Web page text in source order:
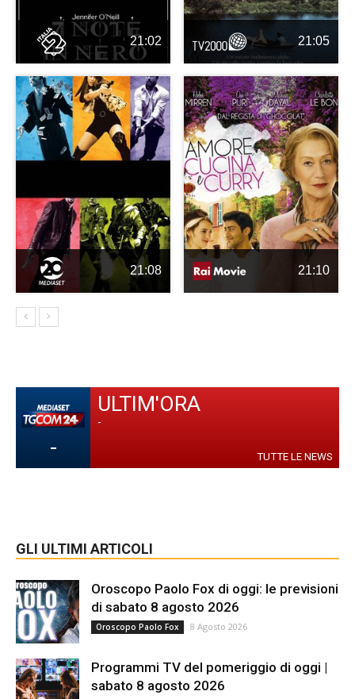
21:02 21:05
21:08 21:10
-
ULTIM'ORA
-
TUTTE LE NEWS
GLI ULTIMI ARTICOLI
Oroscopo Paolo Fox di oggi: le previsioni
di sabato 8 agosto 2026
Oroscopo Paolo Fox 8 Agosto 2026
Programmi TV del pomeriggio di oggi |
sabato 8 agosto 2026